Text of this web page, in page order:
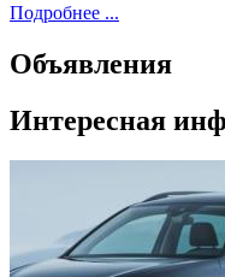
Подробнее ...
Объявления
Интересная